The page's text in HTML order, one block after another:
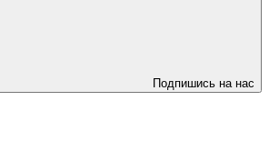
Подпишись на нас